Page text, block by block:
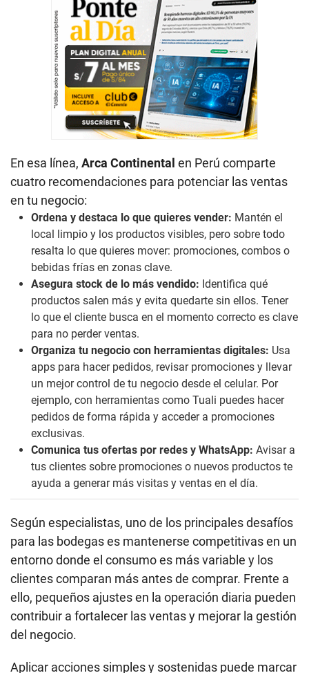
En esa línea, Arca Continental en Perú comparte
cuatro recomendaciones para potenciar las ventas
en tu negocio:
Ordena y destaca lo que quieres vender: Mantén el
local limpio y los productos visibles, pero sobre todo
resalta lo que quieres mover: promociones, combos o
bebidas frías en zonas clave.
Asegura stock de lo más vendido: Identifica qué
productos salen más y evita quedarte sin ellos. Tener
lo que el cliente busca en el momento correcto es clave
para no perder ventas.
Organiza tu negocio con herramientas digitales: Usa
apps para hacer pedidos, revisar promociones y llevar
un mejor control de tu negocio desde el celular. Por
ejemplo, con herramientas como Tuali puedes hacer
pedidos de forma rápida y acceder a promociones
exclusivas.
Comunica tus ofertas por redes y WhatsApp: Avisar a
tus clientes sobre promociones o nuevos productos te
ayuda a generar más visitas y ventas en el día.
Según especialistas, uno de los principales desafíos
para las bodegas es mantenerse competitivas en un
entorno donde el consumo es más variable y los
clientes comparan más antes de comprar. Frente a
ello, pequeños ajustes en la operación diaria pueden
contribuir a fortalecer las ventas y mejorar la gestión
del negocio.
Aplicar acciones simples y sostenidas puede marcar